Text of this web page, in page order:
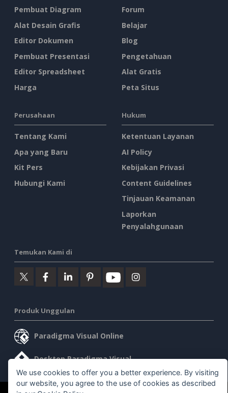
Pembuat Diagram
Alat Desain Grafis
Editor Dokumen
Pembuat Presentasi
Editor Spreadsheet
Harga
Forum
Belajar
Blog
Pengetahuan
Alat Gratis
Peta Situs
Perusahaan
Tentang Kami
Apa yang Baru
Kit Pers
Hubungi Kami
Hukum
Ketentuan Layanan
AI Policy
Kebijakan Privasi
Content Guidelines
Tinjauan Keamanan
Laporkan
Penyalahgunaan
Temukan Kami di
Produk Unggulan
Paradigma Visual Online
Desktop Paradigma Visual
We use cookies to offer you a better experience. By visiting
our website, you agree to the use of cookies as described